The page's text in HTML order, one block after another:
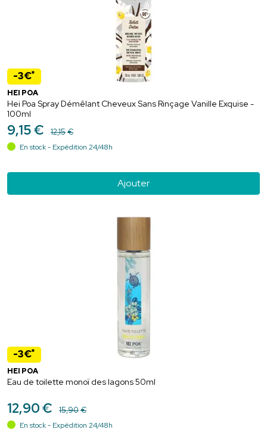
-3€*
HEI POA
Hei Poa Spray Démêlant Cheveux Sans Rinçage Vanille Exquise -
100ml
9,15€ 12,15€
En stock - Expédition 24/48h
Ajouter
-3€*
HEI POA
Eau de toilette monoï des lagons 50ml
12,90€ 15,90€
En stock - Expédition 24/48h